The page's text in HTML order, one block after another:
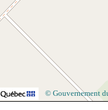
© Gouvernement